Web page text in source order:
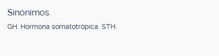
Sinónimos.
GH. Hormona somatotrópica. STH.